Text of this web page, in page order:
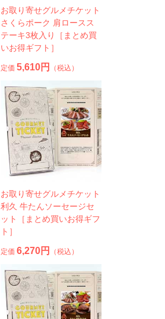
お取り寄せグルメチケット
さくらポーク 肩ロースス
テーキ3枚入り［まとめ買
いお得ギフト］
定価 5,610円 （税込）
お取り寄せグルメチケット
利久 牛たんソーセージセ
ット［まとめ買いお得ギフ
ト］
定価 6,270円 （税込）